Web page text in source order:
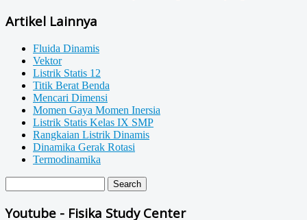
Artikel Lainnya
Fluida Dinamis
Vektor
Listrik Statis 12
Titik Berat Benda
Mencari Dimensi
Momen Gaya Momen Inersia
Listrik Statis Kelas IX SMP
Rangkaian Listrik Dinamis
Dinamika Gerak Rotasi
Termodinamika
Youtube - Fisika Study Center